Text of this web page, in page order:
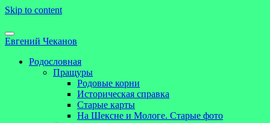
Skip to content
Евгений Чеканов
Родословная
Пращуры
Родовые корни
Историческая справка
Старые карты
На Шексне и Мологе. Старые фото